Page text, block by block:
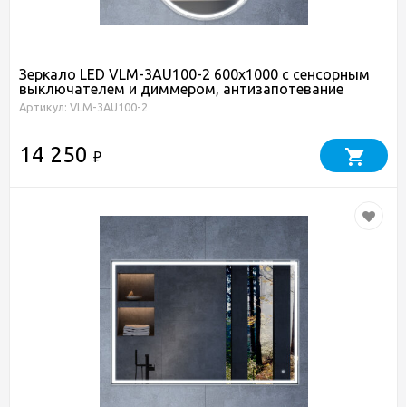
Зеркало LED VLM-3AU100-2 600х1000 c сенсорным
выключателем и диммером, антизапотевание
Артикул: VLM-3AU100-2
14 250 ₽